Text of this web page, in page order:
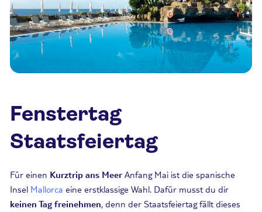
Fenstertag
Staatsfeiertag
Für einen Kurztrip ans Meer Anfang Mai ist die spanische
Insel Mallorca eine erstklassige Wahl. Dafür musst du dir
keinen Tag freinehmen, denn der Staatsfeiertag fällt dieses